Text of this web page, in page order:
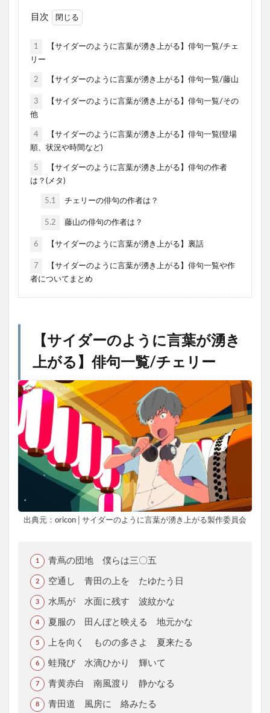
目次
1
【サイダーのように言葉が湧き上がる】俳句一覧/チェ
リー
2 【サイダーのように言葉が湧き上がる】俳句一覧/藤山
3
【サイダーのように言葉が湧き上がる】俳句一覧/その
他
4
【サイダーのように言葉が湧き上がる】俳句一覧(登場
順、状況や時間など)
5
【サイダーのように言葉が湧き上がる】俳句の作者
は？(メタ)
5.1 チェリーの俳句の作者は？
5.2 藤山の俳句の作者は？
6 【サイダーのように言葉が湧き上がる】裏話
7
【サイダーのように言葉が湧き上がる】俳句一覧や作
者についてまとめ
【サイダーのように言葉が湧き
上がる 】俳句一覧/チェリー
出典元：oricon│サイダーのように言葉が湧き上がる製作委員会
青蔦の団地 僕らは三〇五
空通し 青田の上を たゆたう日
水馬が 水面に残す 波紋かな
夏服の 田んぼと映える 地元かな
上を向く ものの多さよ 夏来たる
蛙飛び 水滴ひかり 輝いて
青黄赤白 南風渡り 静かなる
青田道 風房に 絡みたる